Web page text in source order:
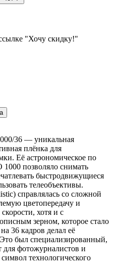
"Хочу скидку!"
36 — уникальная
плёнка для
Её астрономическое по
1000 позволяло снимать
быстродвижущиеся
телеобъективы.
справлялась со сложной
цветопередачу и
хотя и с
зерном, которое стало
36 кадров делал её
был специализированный,
фотожурналистов и
технологического